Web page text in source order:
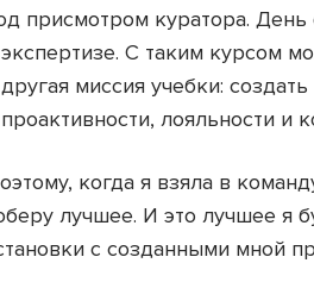
присмотром куратора.
С таким курсом
миссия учебки:
лояльности и
когда я взяла в
лучшее. И это лучшее я
с созданными мной